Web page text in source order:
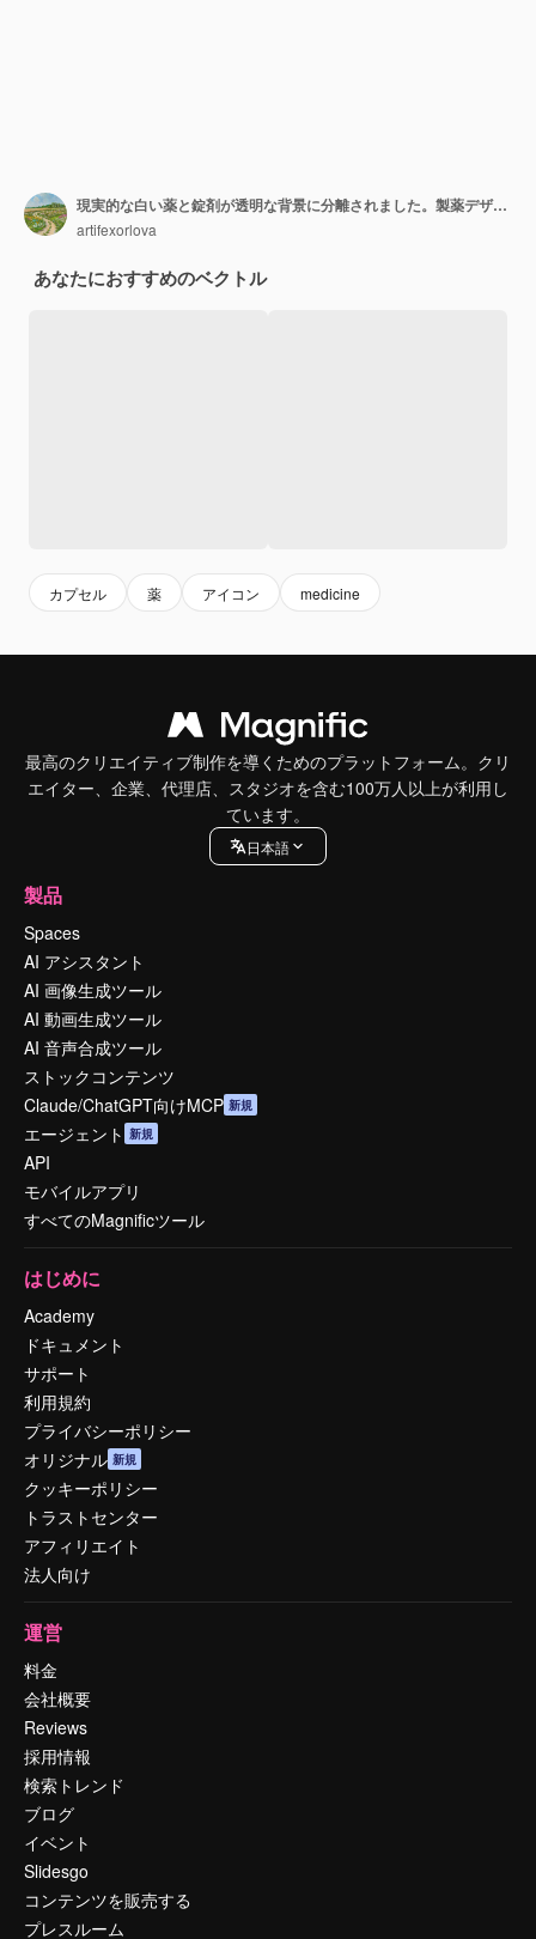
現実的な白い薬と錠剤が透明な背景に分離されました。製薬デザインオブジェクト。医療テンプレート。
artifexorlova
あなたにおすすめのベクトル
カプセル 薬 アイコン medicine
最高のクリエイティブ制作を導くためのプラットフォーム。クリ
エイター、企業、代理店、スタジオを含む100万人以上が利用し
ています。
日本語
製品
Spaces
AI アシスタント
AI 画像生成ツール
AI 動画生成ツール
AI 音声合成ツール
ストックコンテンツ
Claude/ChatGPT向けMCP 新規
エージェント 新規
API
モバイルアプリ
すべてのMagnificツール
はじめに
Academy
ドキュメント
サポート
利用規約
プライバシーポリシー
オリジナル 新規
クッキーポリシー
トラストセンター
アフィリエイト
法人向け
運営
料金
会社概要
Reviews
採用情報
検索トレンド
ブログ
イベント
Slidesgo
コンテンツを販売する
プレスルーム